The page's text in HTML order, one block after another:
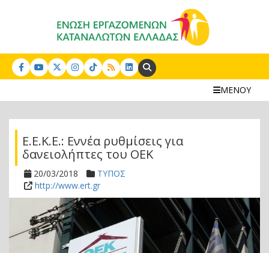
Search:
ΜΕΝΟΥ
Ε.Ε.Κ.Ε.: Eννέα ρυθμίσεις για
δανειολήπτες του ΟΕΚ
20/03/2018
ΤΥΠΟΣ
http://www.ert.gr